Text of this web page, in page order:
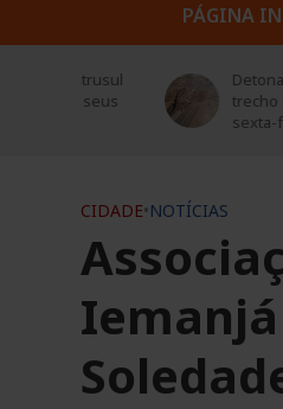
PÁGINA
Detonação de
trecho da BR-
sexta-feira (7)
CIDADE•NOTÍCIAS
Iemanjá